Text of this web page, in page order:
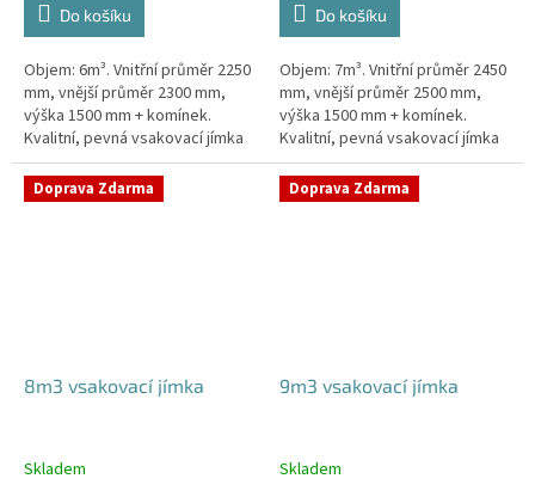
Do košíku
Objem: 6m³. Vnitřní průměr 2250
mm, vnější průměr 2300 mm,
výška 1500 mm + komínek.
Kvalitní, pevná vsakovací jímka
(nádrž) bez potřeby
obetonování Průměr přítoku a
odtoku +...
Do košíku
Objem: 7m³. Vnitřní průměr 2450
mm, vnější průměr 2500 mm,
výška 1500 mm + komínek.
Kvalitní, pevná vsakovací jímka
(nádrž) bez potřeby
obetonování Průměr přítoku a
odtoku +...
Doprava Zdarma
8m3 vsakovací jímka
Skladem
Doprava Zdarma
9m3 vsakovací jímka
Skladem